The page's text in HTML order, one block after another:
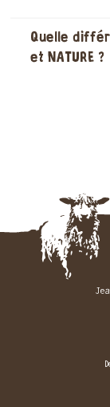
Quelle
et NATURE ?